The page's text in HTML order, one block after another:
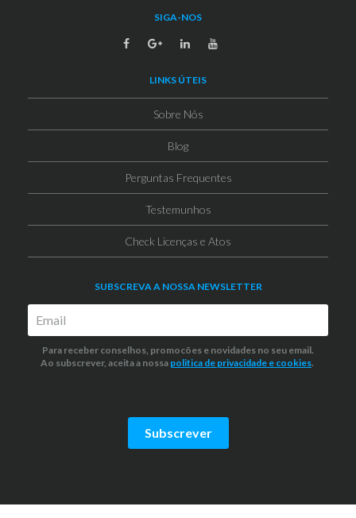
SIGA-NOS
LINKS ÚTEIS
Sobre Nós
Blog
Perguntas Frequentes
Testemunhos
Check Licenças e Atos
SUBSCREVA A NOSSA NEWSLETTER
Para receber conselhos, promocões e novidades no seu email.
Ao subscrever, aceita a nossa politica de privacidade e cookies.
Subscrever